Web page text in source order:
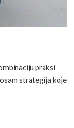
praksi
strategija koje